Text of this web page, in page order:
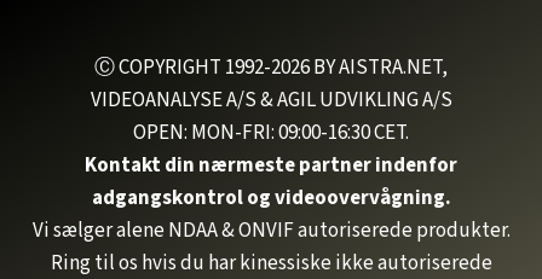
Ⓒ COPYRIGHT 1992-2026 BY AISTRA.NET,
VIDEOANALYSE A/S & AGIL UDVIKLING A/S
OPEN: MON-FRI: 09:00-16:30 CET.
Kontakt din nærmeste partner indenfor
adgangskontrol og videoovervågning.
Vi sælger alene NDAA & ONVIF autoriserede produkter.
Ring til os hvis du har kinessiske ikke autoriserede